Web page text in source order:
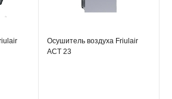
Осушитель воздуха Friulair
ACT 23